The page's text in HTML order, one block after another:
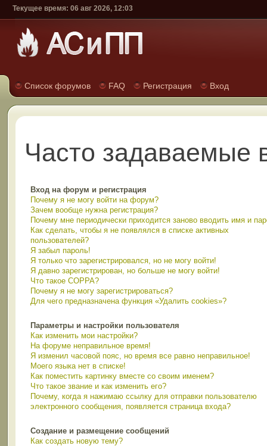
Текущее время: 06 авг 2026, 12:03
Список форумов FAQ Регистрация Вход
Часто задаваемые
Вход на форум и регистрация
Почему я не могу войти на форум?
Зачем вообще нужна регистрация?
Почему мне периодически приходится заново вводить имя и
Как сделать, чтобы я не появлялся в списке активных
пользователей?
Я забыл пароль!
Я только что зарегистрировался, но не могу войти!
Я давно зарегистрирован, но больше не могу войти!
Что такое COPPA?
Почему я не могу зарегистрироваться?
Для чего предназначена функция «Удалить cookies»?
Параметры и настройки пользователя
Как изменить мои настройки?
На форуме неправильное время!
Я изменил часовой пояс, но время все равно неправильное!
Моего языка нет в списке!
Как поместить картинку вместе со своим именем?
Что такое звание и как изменить его?
Почему, когда я нажимаю ссылку для отправки пользователю
электронного сообщения, появляется страница входа?
Создание и размещение сообщений
Как создать новую тему?